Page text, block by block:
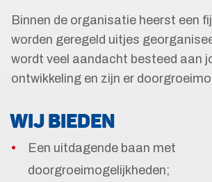
Binnen de organisatie heerst een
worden geregeld uitjes
wordt veel aandacht besteed aan
ontwikkeling en zijn er
WIJ BIEDEN
Een uitdagende baan met
doorgroeimogelijkheden;